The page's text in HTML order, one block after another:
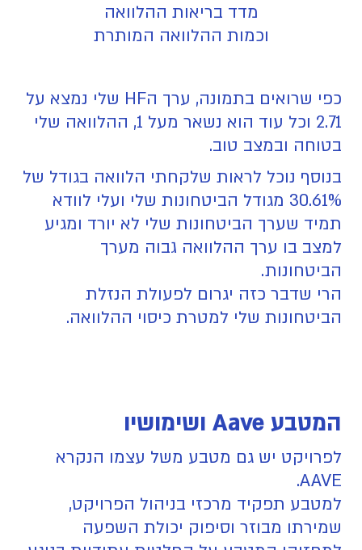
מדד בריאות ההלוואה
וכמות ההלוואה המותרת
כפי שרואים בתמונה, ערך הHF שלי נמצא על
2.71 וכל עוד הוא נשאר מעל 1, ההלוואה שלי
בטוחה ובמצב טוב.
בנוסף נוכל לראות שלקחתי הלוואה בגודל של
30.61% מגודל הביטחונות שלי ועלי לוודא
תמיד שערך הביטחונות שלי לא יורד ומגיע
למצב בו ערך ההלוואה גבוה מערך
הביטחונות.
הרי שדבר כזה יגרום לפעולת הנזלת
הביטחונות שלי למטרת כיסוי ההלוואה.
המטבע Aave ושימושיו
לפרויקט יש גם מטבע משל עצמו הנקרא
AAVE.
למטבע תפקיד מרכזי בניהול הפרויקט,
שמירתו מבוזר וסיפוק יכולת השפעה